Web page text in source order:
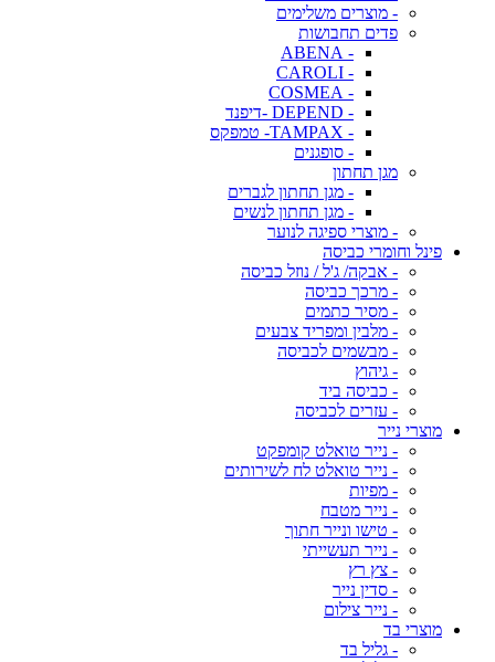
- מוצרים משלימים
פדים תחבושות
- ABENA
- CAROLI
- COSMEA
- DEPEND -דיפנד
- TAMPAX- טמפקס
- סופגנים
מגן תחתון
- מגן תחתון לגברים
- מגן תחתון לנשים
- מוצרי ספיגה לנוער
פינל וחומרי כביסה
- אבקה/ ג'ל / נוזל כביסה
- מרכך כביסה
- מסיר כתמים
- מלבין ומפריד צבעים
- מבשמים לכביסה
- גיהוץ
- כביסה ביד
- עזרים לכביסה
מוצרי נייר
- נייר טואלט קומפקט
- נייר טואלט לח לשירותים
- מפיות
- נייר מטבח
- טישו ונייר חתוך
- נייר תעשייתי
- צץ רץ
- סדין נייר
- נייר צילום
מוצרי בד
- גליל בד